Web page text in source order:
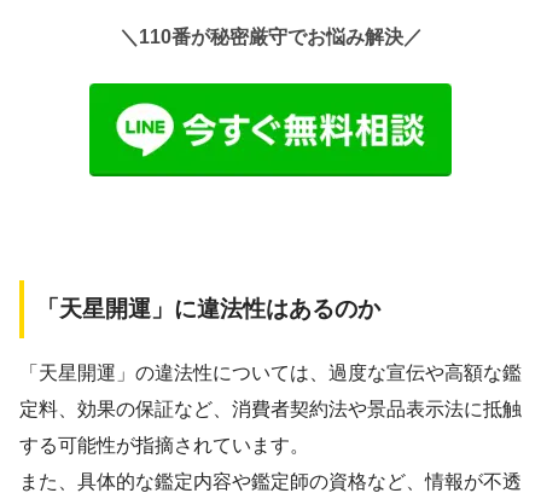
＼110番が秘密厳守でお悩み解決／
「天星開運」に違法性はあるのか
「天星開運」の違法性については、過度な宣伝や高額な鑑
定料、効果の保証など、消費者契約法や景品表示法に抵触
する可能性が指摘されています。
また、具体的な鑑定内容や鑑定師の資格など、情報が不透